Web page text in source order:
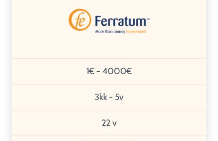
1€ - 4000€
3kk - 5v
22 v